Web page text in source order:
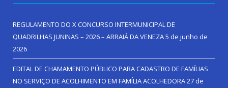
REGULAMENTO DO X CONCURSO INTERMUNICIPAL DE
QUADRILHAS JUNINAS – 2026 – ARRAIÁ DA VENEZA5 de junho de
2026
EDITAL DE CHAMAMENTO PÚBLICO PARA CADASTRO DE FAMÍLIAS
NO SERVIÇO DE ACOLHIMENTO EM FAMÍLIA ACOLHEDORA27 de